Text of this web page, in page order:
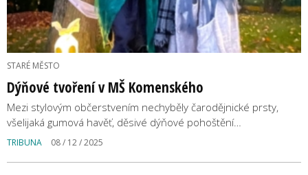
STARÉ MĚSTO
Dýňové tvoření v MŠ Komenského
Mezi stylovým občerstvením nechyběly čarodějnické prsty,
všelijaká gumová havěť, děsivé dýňové pohoštění…
TRIBUNA 08 / 12 / 2025